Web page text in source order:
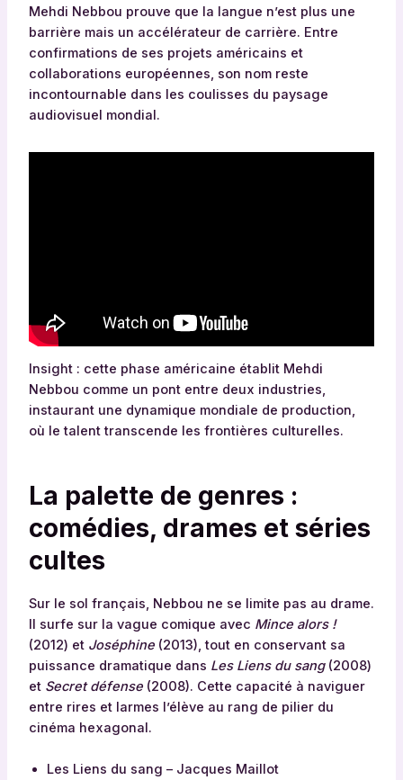
Mehdi Nebbou prouve que la langue n’est plus une
barrière mais un accélérateur de carrière. Entre
confirmations de ses projets américains et
collaborations européennes, son nom reste
incontournable dans les coulisses du paysage
audiovisuel mondial.
Insight : cette phase américaine établit Mehdi
Nebbou comme un pont entre deux industries,
instaurant une dynamique mondiale de production,
où le talent transcende les frontières culturelles.
La palette de genres :
comédies, drames et séries
cultes
Sur le sol français, Nebbou ne se limite pas au drame.
Il surfe sur la vague comique avec Mince alors !
(2012) et Joséphine(2013), tout en conservant sa
puissance dramatique dans Les Liens du sang(2008)
et Secret défense(2008). Cette capacité à naviguer
entre rires et larmes l’élève au rang de pilier du
cinéma hexagonal.
Les Liens du sang – Jacques Maillot